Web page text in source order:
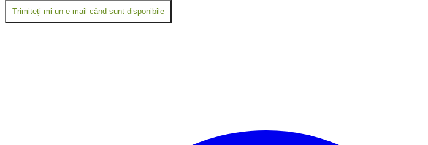
Trimiteți-mi un e-mail când sunt disponibile